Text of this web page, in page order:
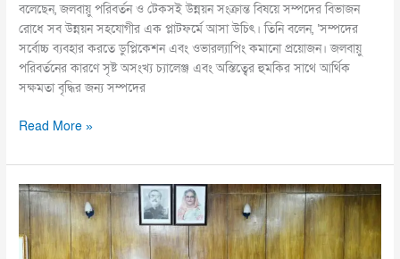
বলেছেন, জলবায়ু পরিবর্তন ও টেকসই উন্নয়ন সংক্রান্ত বিষয়ে সম্পদের বিভাজন
রোধে সব উন্নয়ন সহযোগীর এক প্লাটফর্মে আসা উচিৎ। তিনি বলেন, ‘সম্পদের
সর্বোচ্চ ব্যবহার করতে ডুপ্লিকেশন এবং ওভারল্যাপিং কমানো প্রয়োজন। জলবায়ু
পরিবর্তনের কারণে সৃষ্ট অসংখ্য চ্যালেঞ্জ এবং অস্তিত্বের হুমকির সাথে আর্থিক
সক্ষমতা বৃদ্ধির জন্য সম্পদের
Read More »
এডিপি
বাস্তবায়নে
দক্ষতার
সাথে